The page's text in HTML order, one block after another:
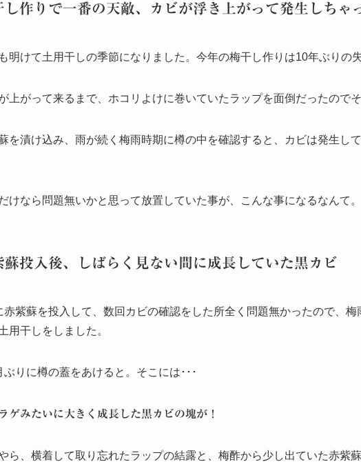
し作りで一番の天敵、カビが浮き上がって発生しちゃ
明けて土用干しの季節になりました。今年の梅干し作りは10年ぶりの失
上がって来るまで、ホコリよけに巻いていたラップを面倒だったので
を漬け込み、雨が続く梅雨時期に樽の中を確認すると、カビは発生し
けなら問題無いかと思って放置していた事が、こんな事になるなんて。
蘇投入後、しばらく見ない間に成長していた黒カビ
赤紫蘇を投入して、数回カビの確認をした所全く問題無かったので、
用干しをしました。
ぶりに樽の蓋をあけると。そこには･･･
ゲみたいに大きく成長した黒カビの塊が！
ら、横着して取り忘れたラップの結露と、梅酢から少し出ていた赤紫